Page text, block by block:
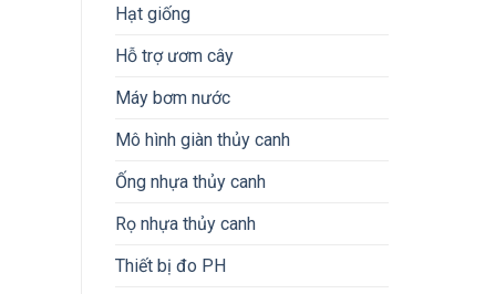
Hạt giống
Hỗ trợ ươm cây
Máy bơm nước
Mô hình giàn thủy canh
Ống nhựa thủy canh
Rọ nhựa thủy canh
Thiết bị đo PH